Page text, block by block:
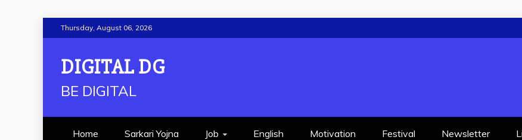
to
content
Thursday, August 06, 2026
DIGITAL DG
BE DIGITAL
Home Sarkari Yojna Job English Motivation Festival Newsletter